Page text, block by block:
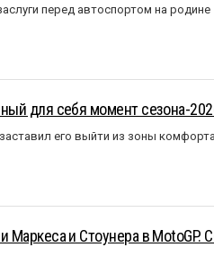
перед автоспортом на родине
для себя момент сезона-
его выйти из зоны комфорта
Маркеса и Стоунера в MotoGP.